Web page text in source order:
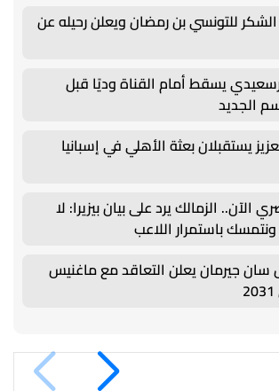
للتونسي بن رمضان ويعلن رحيله عن
يسقط أمام القناة وديًا قبل
الجديد
يستقبلان بعثة الأهلي في إسبانيا
الآن.. الزمالك يرد على بيان بيزيرا: لا
باستمرار اللاعب
سان جيرمان يعلن التعاقد مع ماغنيس